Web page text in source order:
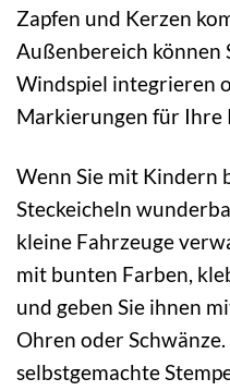
Zapfen und Kerzen
Außenbereich können
Windspiel integrieren
Markierungen für Ihre
Wenn Sie mit Kindern
Steckeicheln
kleine Fahrzeuge
mit bunten Farben,
und geben Sie ihnen
Ohren oder
selbstgemachte